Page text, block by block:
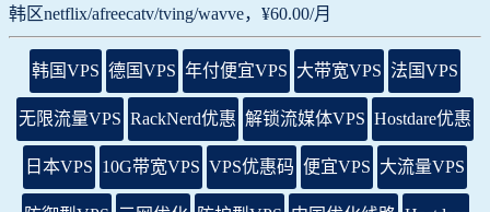
韩区netflix/afreecatv/tving/wavve，¥60.00/月
韩国VPS 德国VPS 年付便宜VPS 大带宽VPS 法国VPS
无限流量VPS RackNerd优惠 解锁流媒体VPS Hostdare优惠
日本VPS 10G带宽VPS VPS优惠码 便宜VPS 大流量VPS